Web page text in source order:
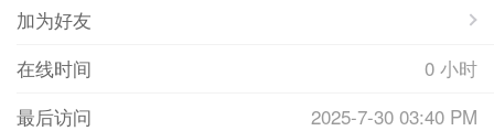
加为好友
在线时间
0 小时
最后访问
2025-7-30 03:40 PM